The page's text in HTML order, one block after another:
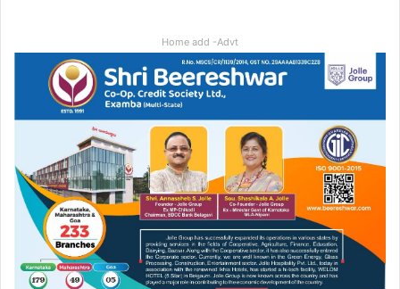
Home add -Advt